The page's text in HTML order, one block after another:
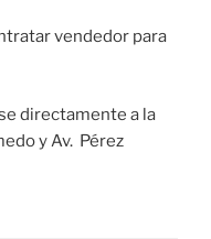
vendedor para
directamente a la
y Av. Pérez